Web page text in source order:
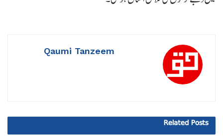
Qaumi Tanzeem
Related Posts